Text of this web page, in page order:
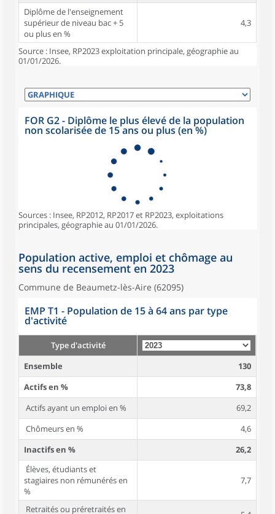
Diplôme de l'enseignement
supérieur de niveau bac + 5
ou plus en %
4,3
Source : Insee, RP2023 exploitation principale, géographie au
01/01/2026.
FOR G2 - Diplôme le plus élevé de la population
non scolarisée de 15 ans ou plus (en %)
Sources : Insee, RP2012, RP2017 et RP2023, exploitations
principales, géographie au 01/01/2026.
Population active, emploi et chômage au
sens du recensement en 2023
Commune de Beaumetz-lès-Aire (62095)
EMP T1 - Population de 15 à 64 ans par type
d'activité
Type d'activité
Ensemble
130
Actifs en %
73,8
Actifs ayant un emploi en %
69,2
Chômeurs en %
4,6
Inactifs en %
26,2
Élèves, étudiants et
stagiaires non rémunérés en
%
7,7
Retraités ou préretraités en